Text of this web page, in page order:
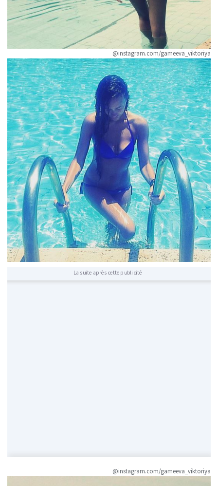
@instagram.com/gameeva_viktoriya
La suite après cette publicité
@instagram.com/gameeva_viktoriya